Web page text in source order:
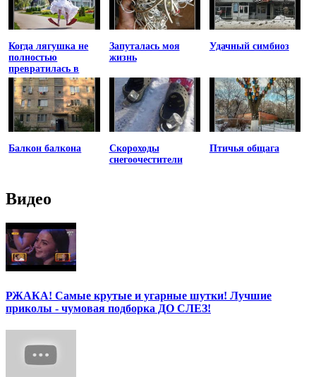
Когда лягушка не
полностью
превратилась в
принцессу
Запуталась моя
жизнь
Удачный симбиоз
Балкон балкона
Скороходы
снегоочестители
Птичья общага
Видео
РЖАКА! Самые крутые и угарные шутки! Лучшие
приколы - чумовая подборка ДО СЛЕЗ!